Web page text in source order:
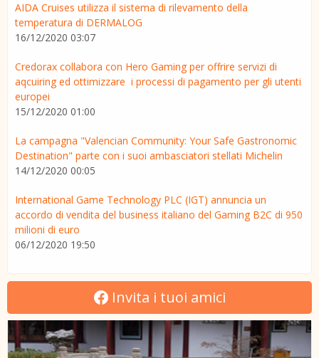
AIDA Cruises utilizza il sistema di rilevamento della
temperatura di DERMALOG
16/12/2020 03:07
Credorax collabora con Hero Gaming per offrire servizi di
aqcuiring ed ottimizzare i processi di pagamento per gli utenti
europei
15/12/2020 01:00
La campagna "Valencian Community: Your Safe Gastronomic
Destination" parte con i suoi ambasciatori stellati Michelin
14/12/2020 00:05
International Game Technology PLC (IGT) annuncia un
accordo di vendita del business italiano del Gaming B2C di 950
milioni di euro
06/12/2020 19:50
Invita i tuoi amici